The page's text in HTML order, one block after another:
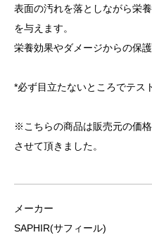
表面の汚れを落としながら栄
を与えます。
栄養効果やダメージからの保
*必ず目立たないところでテス
※こちらの商品は販売元の価
させて頂きました。
メーカー
SAPHIR(サフィール)